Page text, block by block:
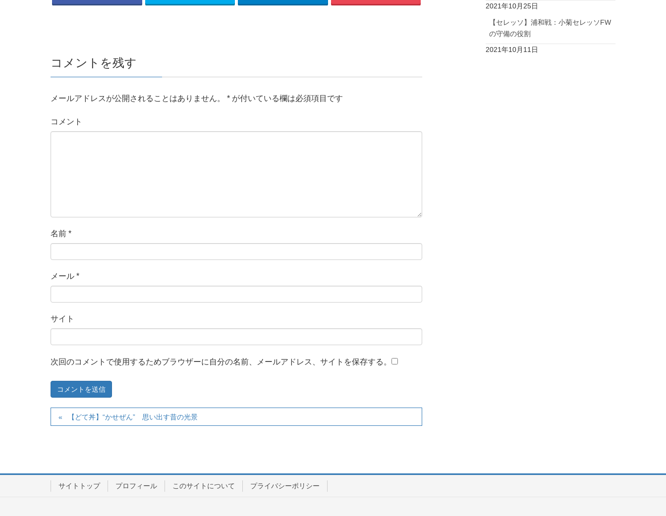
コメントを残す
メールアドレスが公開されることはありません。 * が付いている欄は必須項目です
コメント
名前 *
メール *
サイト
次回のコメントで使用するためブラウザーに自分の名前、メールアドレス、サイトを保存する。
【どて丼】“かせぜん” 思い出す昔の光景
2021年10月25日
【セレッソ】浦和戦：小菊セレッソFW
の守備の役割
2021年10月11日
サイトトップ プロフィール このサイトについて プライバシーポリシー